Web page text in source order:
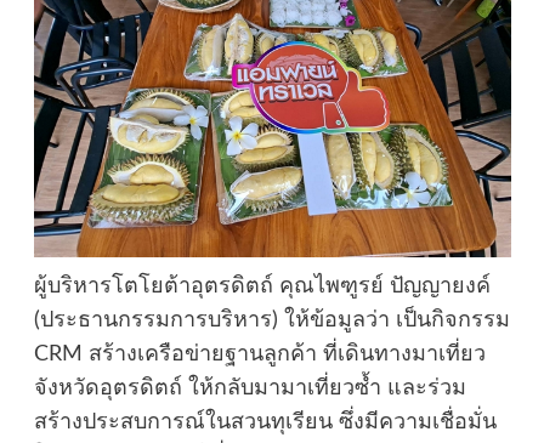
ผู้บริหารโตโยต้าอุตรดิตถ์ คุณไพฑูรย์ ปัญญายงค์
(ประธานกรรมการบริหาร) ให้ข้อมูลว่า เป็นกิจกรรม
CRM สร้างเครือข่ายฐานลูกค้า ที่เดินทางมาเที่ยว
จังหวัดอุตรดิตถ์ ให้กลับมามาเที่ยวซ้ำ และร่วม
สร้างประสบการณ์ในสวนทุเรียน ซึ่งมีความเชื่อมั่น